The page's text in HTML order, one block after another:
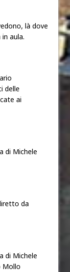
là dove
aula.
delle
ai
di Michele
da
di Michele
Mollo